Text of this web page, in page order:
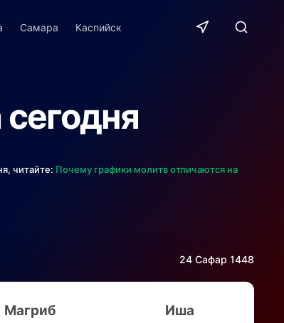
Самара Каспийск
читайте: Почему графики молитв отличаются на
24 Сафар 1448
Магриб Иша